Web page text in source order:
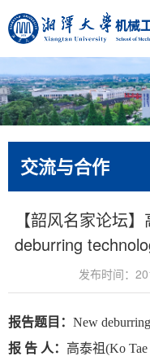
交流与合作
【韶风名家论坛
deburring
发布时间：
报告题目： New
报 告 人： 高泰祖(Ko Tae